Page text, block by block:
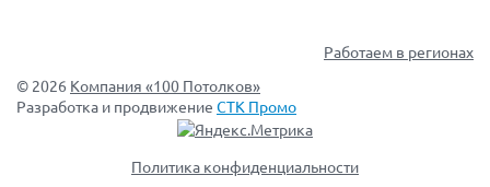
Работаем в регионах
© 2026 Компания «100 Потолков»
Разработка и продвижение СТК Промо
Политика конфиденциальности